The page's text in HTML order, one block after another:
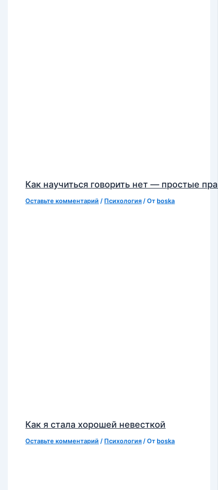
Как научиться говорить нет — простые
Оставьте комментарий / Психология / От boska
Как я стала хорошей невесткой
Оставьте комментарий / Психология / От boska